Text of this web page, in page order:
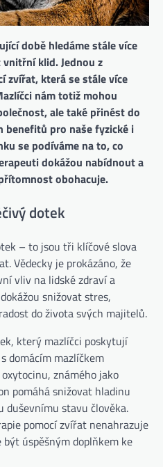
době hledáme stále více
klid. Jednou z
zvířat, která se stále více
nám totiž mohou
ale také přinést do
benefitů pro naše fyzické i
se podíváme na to, co
dokážou nabídnout a
obohacuje.
dotek
– to jsou tři klíčové slova
Vědecky je prokázáno, že
vliv na lidské zdraví a
snižovat stres,
do života svých majitelů.
který mazlíčci poskytují
domácím mazlíčkem
známého jako
pomáhá snižovat hladinu
duševnímu stavu člověka.
pomocí zvířat nenahrazuje
úspěšným doplňkem ke